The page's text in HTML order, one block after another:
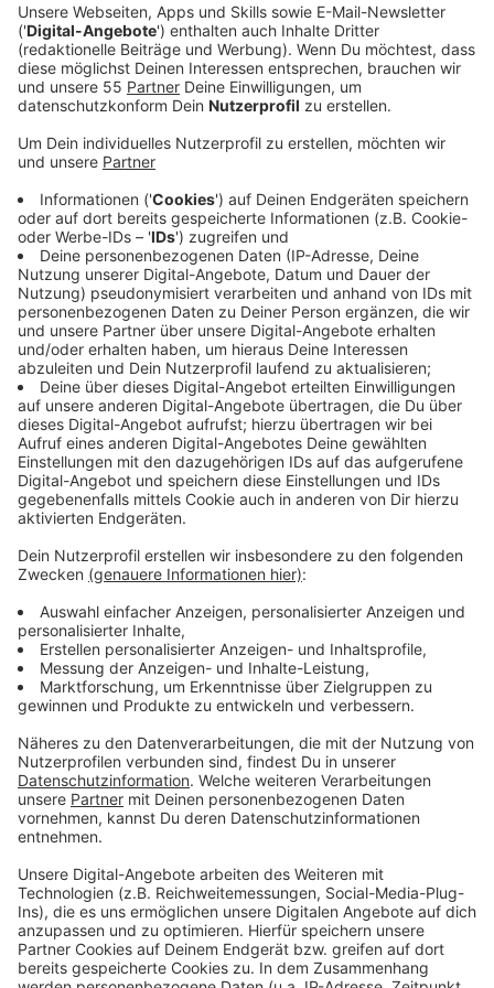
Ein Promi, keine Fragen und fünf
Gegenstände
Anzeige
Wenn ein Popstar, Comedian, Schauspieler oder
Politiker bei uns zu Besuch ist, stellt er sich auch dem
besonderen Video-Interview „Fünf für". Dabei wird
keine einzige Frage gestellt, sondern dem Gast
einfach fünf Dinge in die Hand gedrückt, zu denen er
das erzählt, was ihm als Erstes einfällt. Keine
Standardantworten, keine Promotionaussagen -
sondern ganz persönliche Geschichten - das ist „Fünf
für"!
Anzeige
Wir benötigen Ihre
Zustimmung, um den YouTube
Video-Service zu laden!
Wir verwenden einen Service eines
Drittanbieters, um Videoinhalte
einzubetten. Dieser Service kann
sammeln. Bitte lesen Sie die
Details durch und stimmen Sie der
Nutzung des Service zu, um dieses
Mehr Informationen
Akzeptieren
powered byUsercentrics Consent
Fünf für Atze Schröder
Anzeige